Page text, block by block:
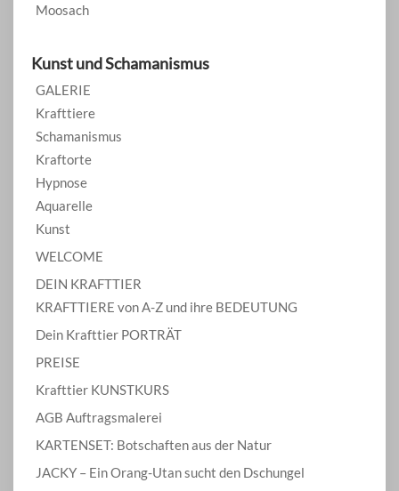
Moosach
Kunst und Schamanismus
GALERIE
Krafttiere
Schamanismus
Kraftorte
Hypnose
Aquarelle
Kunst
WELCOME
DEIN KRAFTTIER
KRAFTTIERE von A-Z und ihre BEDEUTUNG
Dein Krafttier PORTRÄT
PREISE
Krafttier KUNSTKURS
AGB Auftragsmalerei
KARTENSET: Botschaften aus der Natur
JACKY – Ein Orang-Utan sucht den Dschungel